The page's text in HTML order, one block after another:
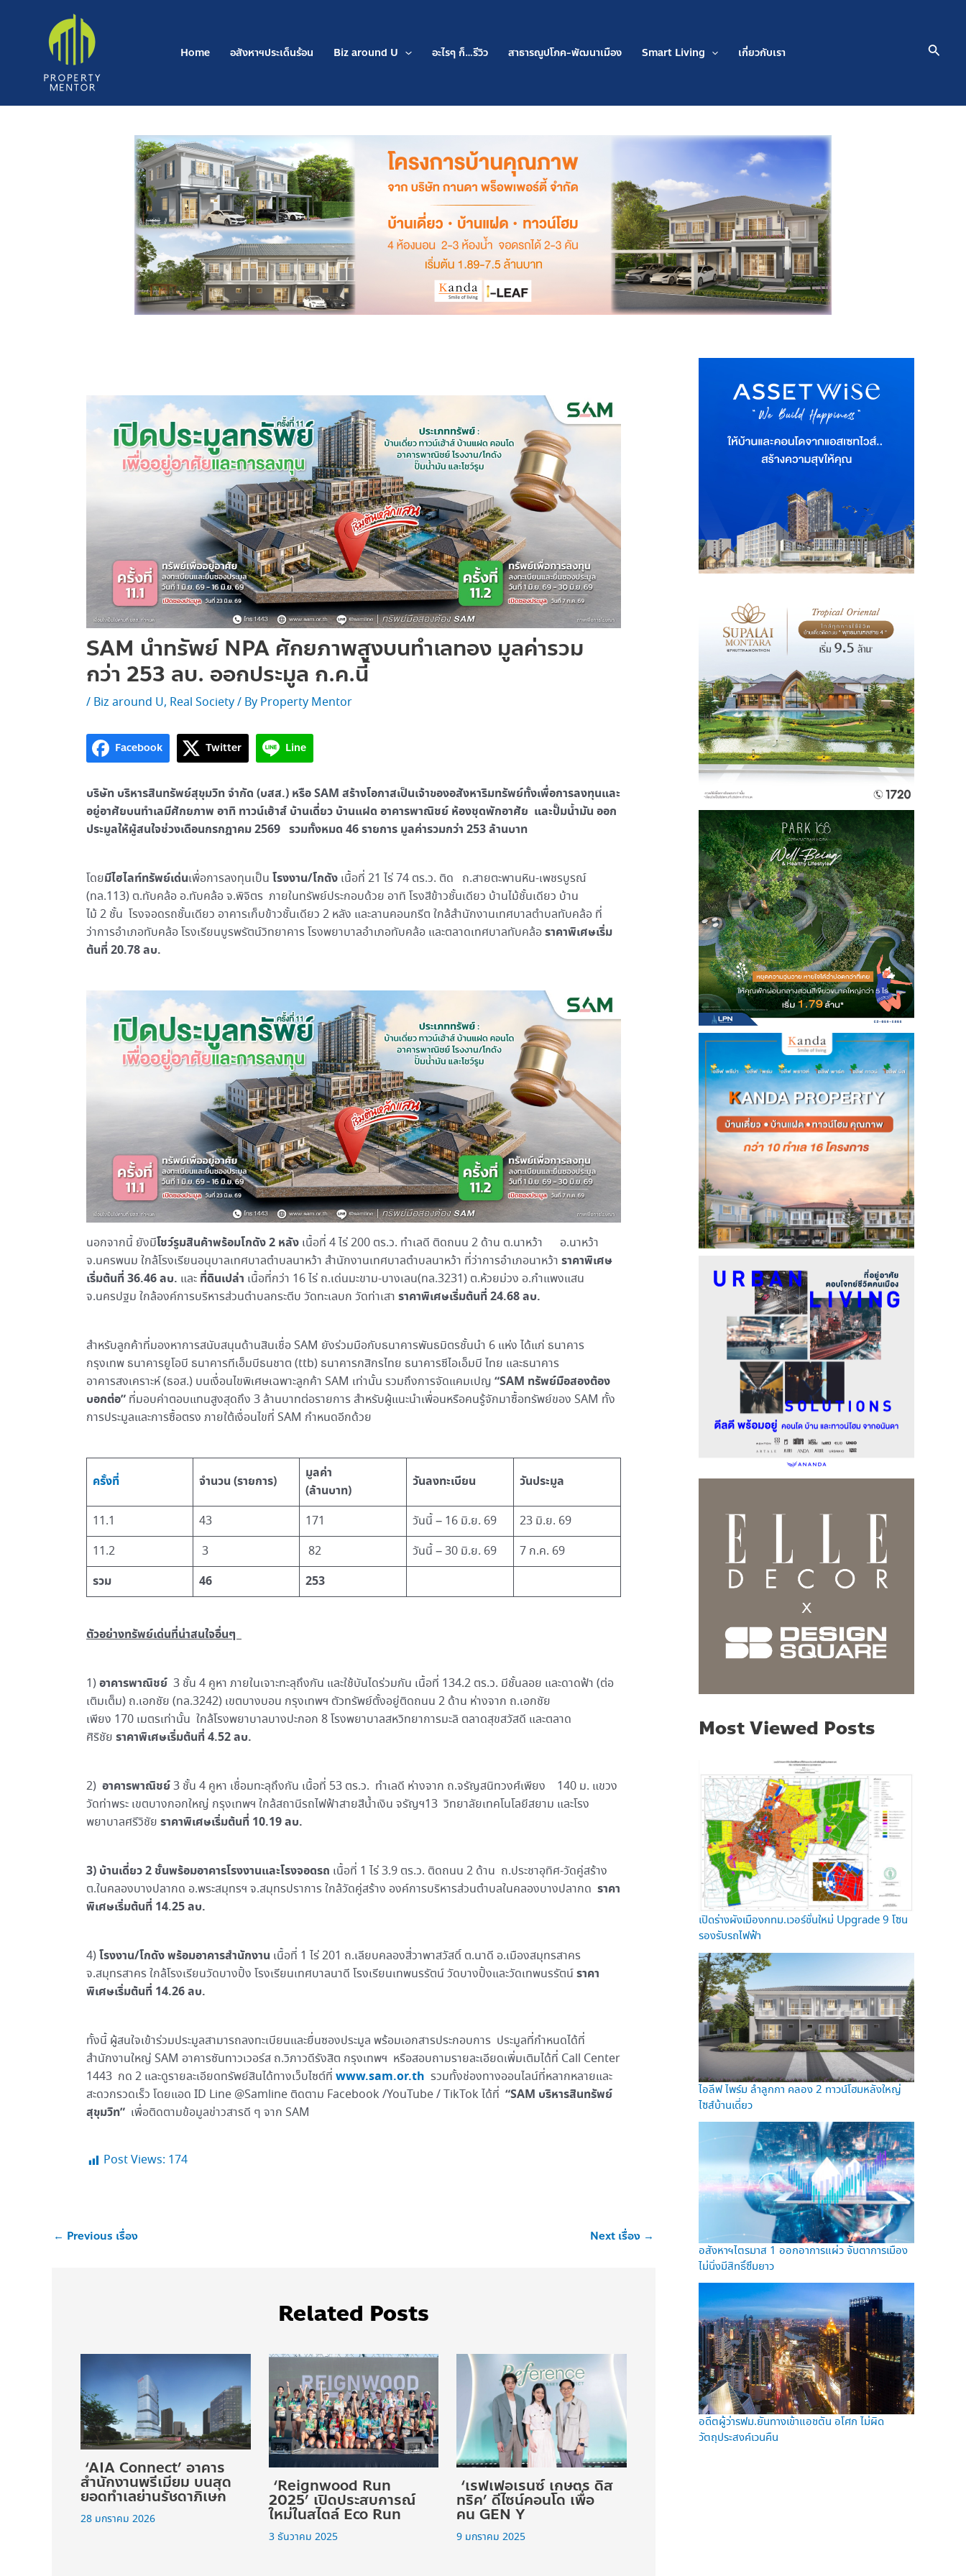
Home อสังหาฯประเด็นร้อน Biz around U อะไรๆ ก็…รีวิว สาธารณูปโภค-พัฒนาเมือง Smart Living เกี่ยวกับเรา
SAM นำทรัพย์ NPA ศักยภาพสูงบนทำเลทอง มูลค่ารวม
กว่า 253 ลบ. ออกประมูล ก.ค.นี้
/ Biz around U, Real Society/ By Property Mentor
Facebook Twitter Line
บริษัท บริหารสินทรัพย์สุขุมวิท จำกัด (บสส.) หรือ SAM สร้างโอกาสเป็นเจ้าของอสังหาริมทรัพย์ทั้งเพื่อการลงทุนและ
อยู่อาศัยบนทำเลมีศักยภาพ อาทิ ทาวน์เฮ้าส์ บ้านเดี่ยว บ้านแฝด อาคารพาณิชย์ ห้องชุดพักอาศัย และปั๊มน้ำมัน ออก
ประมูลให้ผู้สนใจช่วงเดือนกรกฎาคม 2569 รวมทั้งหมด 46 รายการ มูลค่ารวมกว่า 253 ล้านบาท
โดยมีไฮไลท์ทรัพย์เด่นเพื่อการลงทุนเป็น โรงงาน/โกดัง เนื้อที่ 21 ไร่ 74 ตร.ว. ติด ถ.สายตะพานหิน-เพชรบูรณ์
(ทล.113) ต.ทับคล้อ อ.ทับคล้อ จ.พิจิตร ภายในทรัพย์ประกอบด้วย อาทิ โรงสีข้าวชั้นเดียว บ้านไม้ชั้นเดียว บ้าน
ไม้ 2 ชั้น โรงจอดรถชั้นเดียว อาคารเก็บข้าวชั้นเดียว 2 หลัง และลานคอนกรีต ใกล้สำนักงานเทศบาลตำบลทับคล้อ ที่
ว่าการอำเภอทับคล้อ โรงเรียนบูรพรัตน์วิทยาคาร โรงพยาบาลอำเภอทับคล้อ และตลาดเทศบาลทับคล้อราคาพิเศษเริ่ม
ต้นที่ 20.78 ลบ.
นอกจากนี้ ยังมีโชว์รูมสินค้าพร้อมโกดัง2 หลัง เนื้อที่ 4 ไร่ 200 ตร.ว. ทำเลดี ติดถนน 2 ด้าน ต.นาหว้า อ.นาหว้า
จ.นครพนม ใกล้โรงเรียนอนุบาลเทศบาลตำบลนาหว้า สำนักงานเทศบาลตำบลนาหว้า ที่ว่าการอำเภอนาหว้า ราคาพิเศษ
เริ่มต้นที่ 36.46 ลบ. และ ที่ดินเปล่า เนื้อที่กว่า 16 ไร่ ถ.เด่นมะขาม-บางเลน(ทล.3231) ต.ห้วยม่วง อ.กำแพงแสน
จ.นครปฐม ใกล้องค์การบริหารส่วนตำบลกระตีบ วัดทะเลบก วัดท่าเสา ราคาพิเศษเริ่มต้นที่24.68 ลบ.
สำหรับลูกค้าที่มองหาการสนับสนุนด้านสินเชื่อ SAM ยังร่วมมือกับธนาคารพันธมิตรชั้นนำ 6 แห่ง ได้แก่ ธนาคาร
กรุงเทพ ธนาคารยูโอบี ธนาคารทีเอ็มบีธนชาต (ttb) ธนาคารกสิกรไทย ธนาคารซีไอเอ็มบี ไทย และธนาคาร
อาคารสงเคราะห์ (ธอส.) บนเงื่อนไขพิเศษเฉพาะลูกค้า SAM เท่านั้น รวมถึงการจัดแคมเปญ “SAM ทรัพย์มือสองต้อง
บอกต่อ” ที่มอบค่าตอบแทนสูงสุดถึง 3 ล้านบาทต่อรายการ สำหรับผู้แนะนำเพื่อนหรือคนรู้จักมาซื้อทรัพย์ของ SAM ทั้ง
การประมูลและการซื้อตรง ภายใต้เงื่อนไขที่ SAM กำหนดอีกด้วย
ครั้งที่ จำนวน (รายการ)
มูลค่า
(ล้านบาท)
วันลงทะเบียน วันประมูล
11.1 43 171 วันนี้ – 16 มิ.ย. 69
23 มิ.ย. 69
11.2
3 82 วันนี้ – 30 มิ.ย. 69 7 ก.ค. 69
รวม 46 253
ตัวอย่างทรัพย์เด่นที่น่าสนใจอื่นๆ
1) อาคารพาณิชย์ 3 ชั้น 4 คูหา ภายในเจาะทะลุถึงกัน และใช้บันไดร่วมกัน เนื้อที่ 134.2 ตร.ว. มีชั้นลอย และดาดฟ้า (ต่อ
เติมเต็ม) ถ.เอกชัย (ทล.3242) เขตบางบอน กรุงเทพฯ ตัวทรัพย์ตั้งอยู่ติดถนน 2 ด้าน ห่างจาก ถ.เอกชัย
เพียง 170 เมตรเท่านั้น ใกล้โรงพยาบาลบางปะกอก 8 โรงพยาบาลสหวิทยาการมะลิ ตลาดสุขสวัสดี และตลาด
ศิริชัย ราคาพิเศษเริ่มต้นที่4.52 ลบ.
2) อาคารพาณิชย์3 ชั้น 4 คูหา เชื่อมทะลุถึงกัน เนื้อที่ 53 ตร.ว. ทำเลดี ห่างจาก ถ.จรัญสนิทวงศ์เพียง 140 ม. แขวง
วัดท่าพระ เขตบางกอกใหญ่ กรุงเทพฯ ใกล้สถานีรถไฟฟ้าสายสีน้ำเงิน จรัญฯ13 วิทยาลัยเทคโนโลยีสยาม และโรง
พยาบาลศรีวิชัย ราคาพิเศษเริ่มต้นที่ 10.19 ลบ.
3) บ้านเดี่ยว 2 ชั้นพร้อมอาคารโรงงานและโรงจอดรถ เนื้อที่ 1 ไร่ 3.9 ตร.ว. ติดถนน 2 ด้าน ถ.ประชาอุทิศ-วัดคู่สร้าง
ต.ในคลองบางปลากด อ.พระสมุทรฯ จ.สมุทรปราการ ใกล้วัดคู่สร้าง องค์การบริหารส่วนตำบลในคลองบางปลากด ราคา
พิเศษเริ่มต้นที่ 14.25 ลบ.
4) โรงงาน/โกดัง พร้อมอาคารสำนักงาน เนื้อที่ 1 ไร่ 201 ถ.เลียบคลองสี่วาพาสวัสดิ์ ต.นาดี อ.เมืองสมุทรสาคร
จ.สมุทรสาคร ใกล้โรงเรียนวัดบางปิ้ง โรงเรียนเทศบาลนาดี โรงเรียนเทพนรรัตน์ วัดบางปิ้งและวัดเทพนรรัตน์ราคา
พิเศษเริ่มต้นที่ 14.26 ลบ.
ทั้งนี้ ผู้สนใจเข้าร่วมประมูลสามารถลงทะเบียนและยื่นซองประมูล พร้อมเอกสารประกอบการ ประมูลที่กำหนดได้ที่
สำนักงานใหญ่ SAM อาคารซันทาวเวอร์ส ถ.วิภาวดีรังสิต กรุงเทพฯ หรือสอบถามรายละเอียดเพิ่มเติมได้ที่ Call Center
1443 กด 2 และดูรายละเอียดทรัพย์สินได้ทางเว็บไซต์ที่ www.sam.or.th รวมทั้งช่องทางออนไลน์ที่หลากหลายและ
สะดวกรวดเร็ว โดยแอด ID Line @Samline ติดตาม Facebook /YouTube / TikTok ได้ที่ “SAM บริหารสินทรัพย์
สุขุมวิท” เพื่อติดตามข้อมูลข่าวสารดี ๆ จาก SAM
Post Views: 174
navigation
← Previous เรื่อง Next เรื่อง →
Related Posts
‘AIA Connect’ อาคาร
สำนักงานพรีเมียม บนสุด
ยอดทำเลย่านรัชดาภิเษก
28 มกราคม 2026
‘Reignwood Run
2025’ เปิดประสบการณ์
ใหม่ในสไตล์ Eco Run
3 ธันวาคม 2025
‘เรฟเฟอเรนซ์ เกษตร ดิส
ทริค’ ดีไซน์คอนโด เพื่อ
คน GEN Y
9 มกราคม 2025
Most Viewed Posts
เปิดร่างผังเมืองกทม.เวอร์ชั่นใหม่ Upgrade 9 โซน
รองรับรถไฟฟ้า
ไอลีฟ ไพร์ม ลำลูกกา คลอง 2 ทาวน์โฮมหลังใหญ่
ไซส์บ้านเดี่ยว
อสังหาฯไตรมาส 1 ออกอาการแผ่ว จับตาการเมือง
ไม่นิ่งมีสิทธิ์ซึมยาว
อดีตผู้ว่ารฟม.ยันทางเข้าแอชตัน อโศก ไม่ผิด
วัตถุประสงค์เวนคืน